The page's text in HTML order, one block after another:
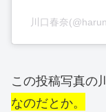
川口春奈
この投稿写真の
なのだとか。